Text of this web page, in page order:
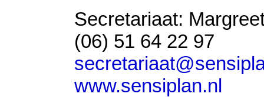
Secretariaat:
(06) 51 64 22 97
www.sensiplan.nl